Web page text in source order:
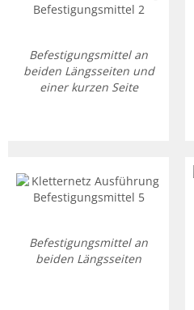
Befestigungsmittel an
beiden Längsseiten und
einer kurzen Seite
Befestigungsmittel an
beiden Längsseiten